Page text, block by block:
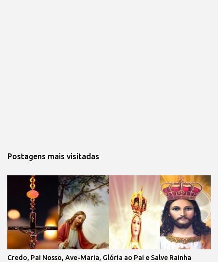
Postagens mais visitadas
Credo, Pai Nosso, Ave-Maria, Glória ao Pai e Salve Rainha